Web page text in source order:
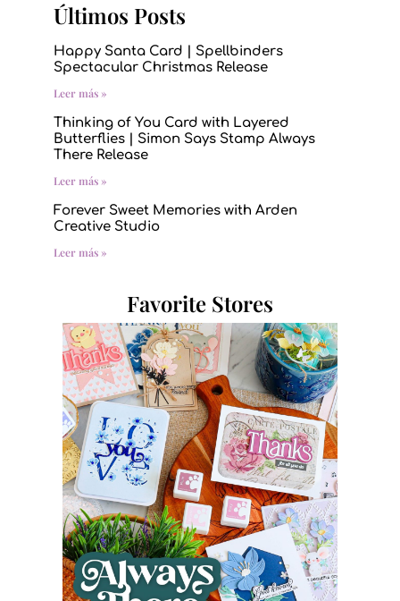
Últimos Posts
Happy Santa Card | Spellbinders
Spectacular Christmas Release
Leer más »
Thinking of You Card with Layered
Butterflies | Simon Says Stamp Always
There Release
Leer más »
Forever Sweet Memories with Arden
Creative Studio
Leer más »
Favorite Stores